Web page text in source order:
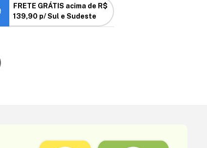
FRETE GRÁTIS acima de R$
139,90 p/ Sul e Sudeste